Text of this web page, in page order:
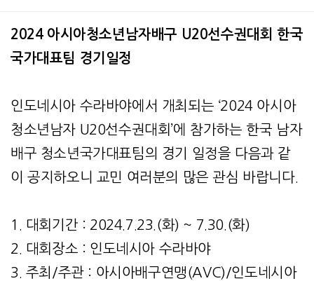
본문
2024 아시아청소년남자배구 U20선수권대회 한국
국가대표팀 경기일정
인도네시아 수라바야에서 개최되는 ‘2024 아시아
청소년남자 U20선수권대회’에 참가하는 한국 남자
배구 청소년국가대표팀의 경기 일정을 다음과 같
이 공지하오니 교민 여러분의 많은 관심 바랍니다.
1. 대회기간 : 2024.7.23.(화) ~ 7.30.(화)
2. 대회장소 : 인도네시아 수라바야
3. 주최/주관 : 아시아배구연맹(AVC)/인도네시아